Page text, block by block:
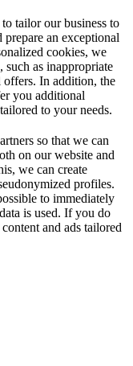
tailor our business to
prepare an exceptional
cookies, we
as inappropriate
offers. In addition, the
you additional
to your needs.
so that we can
on our website and
we can create
profiles.
to immediately
is used. If you do
and ads tailored